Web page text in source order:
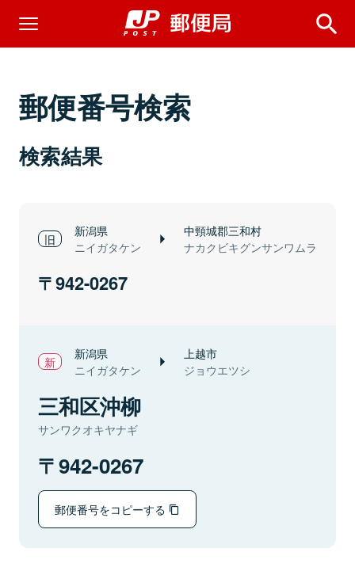
郵便番号検索
検索結果
新潟県
ニイガタケン
中頸城郡三和村
ナカクビキグンサンワムラ
942-0267
新潟県
ニイガタケン
上越市
ジョウエツシ
三和区沖柳
サンワクオキヤナギ
942-0267
郵便番号をコピーする